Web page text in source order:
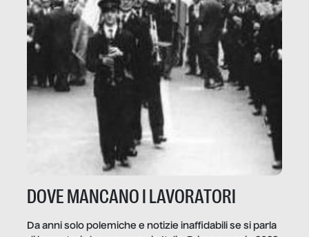
DOVE MANCANO I LAVORATORI
Da anni solo polemiche e notizie inaffidabili se si parla